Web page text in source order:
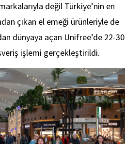
değil Türkiye’nin en
çıkan el emeği ürünleriyle de
dünyaya açan Unifree’de 22-30
işlemi gerçekleştirildi.